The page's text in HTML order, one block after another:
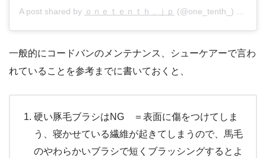
A post shared by ｏｎｅｔｅｎｔｈ . ｊｐ (@one_tenth_) on
一般的にコードバンのメンテナンス、シューケアーで言わ
れていることを参考までに書いておくと、
硬い豚毛ブラシはNG ＝表面に傷をつけてしま
う、寝かせている繊維が起きてしまうので、馬毛
のやわらかいブラシで短くブラッシングするとよ